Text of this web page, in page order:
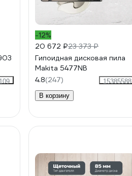
-12%
20 672 ₽23 373 ₽
Гипоидная дисковая пила
Makita 5477NB
4.8(247)
15385588
В корзину